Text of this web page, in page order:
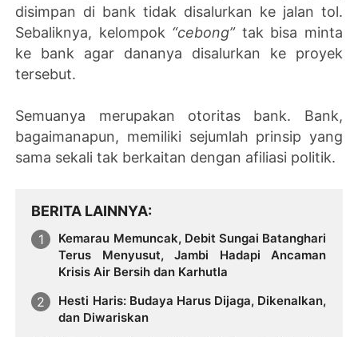
disimpan di bank tidak disalurkan ke jalan tol.
Sebaliknya, kelompok “cebong”tak bisa minta
ke bank agar dananya disalurkan ke proyek
tersebut.
Semuanya merupakan otoritas bank. Bank,
bagaimanapun, memiliki sejumlah prinsip yang
sama sekali tak berkaitan dengan afiliasi politik.
BERITA LAINNYA
Kemarau Memuncak, Debit Sungai Batanghari
Terus Menyusut, Jambi Hadapi Ancaman
Krisis Air Bersih dan Karhutla
Hesti Haris: Budaya Harus Dijaga, Dikenalkan,
dan Diwariskan